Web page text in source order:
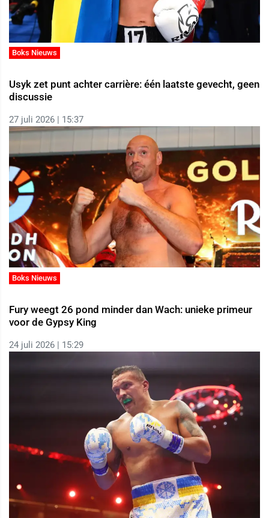
Boks Nieuws
Usyk zet punt achter carrière: één laatste gevecht, geen
discussie
27 juli 2026 | 15:37
Boks Nieuws
Fury weegt 26 pond minder dan Wach: unieke primeur
voor de Gypsy King
24 juli 2026 | 15:29